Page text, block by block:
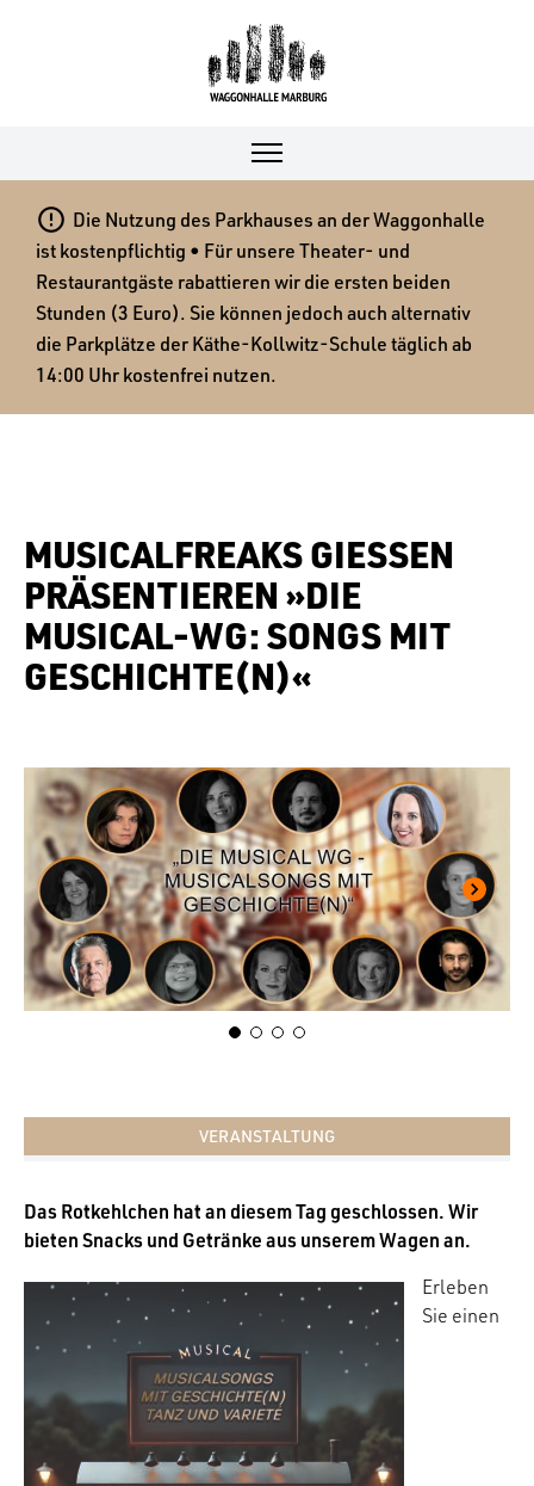
 Die Nutzung des Parkhauses an der Waggonhalle
ist kostenpflichtig • Für unsere Theater- und
Restaurantgäste rabattieren wir die ersten beiden
Stunden (3 Euro). Sie können jedoch auch alternativ
die Parkplätze der Käthe-Kollwitz-Schule täglich ab
14:00 Uhr kostenfrei nutzen.
MUSICALFREAKS GIESSEN P
RÄSENTIEREN »DIE M
USICAL-WG: SONGS MIT G
ESCHICHTE(N)«
VERANSTALTUNG
Das Rotkehlchen hat an diesem Tag geschlossen. Wir
bieten Snacks und Getränke aus unserem Wagen an.
Erleben
Sie einen